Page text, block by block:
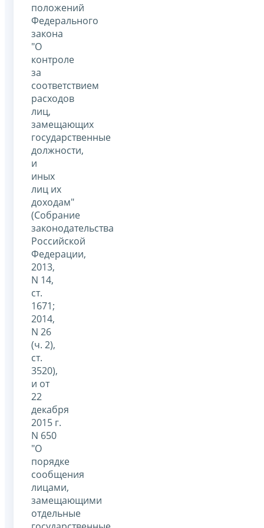
положений
Федерального
закона
"О
контроле
за
соответствием
расходов
лиц,
замещающих
государственные
должности,
и
иных
лиц их
доходам"
(Собрание
законодательства
Российской
Федерации,
2013,
N 14,
ст.
1671;
2014,
N 26
(ч. 2),
ст.
3520),
и от
22
декабря
2015 г.
N 650
"О
порядке
сообщения
лицами,
замещающими
отдельные